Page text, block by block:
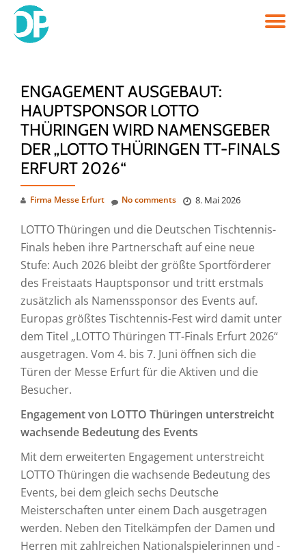
Skip
ENGAGEMENT AUSGEBAUT:
HAUPTSPONSOR LOTTO
THÜRINGEN WIRD NAMENSGEBER
DER „LOTTO THÜRINGEN TT-FINALS
ERFURT 2026“
Firma Messe Erfurt 8. Mai 2026
No comments
LOTTO Thüringen und die Deutschen Tischtennis-
Finals heben ihre Partnerschaft auf eine neue
Stufe: Auch 2026 bleibt der größte Sportförderer
des Freistaats Hauptsponsor und tritt erstmals
zusätzlich als Namenssponsor des Events auf.
Europas größtes Tischtennis-Fest wird damit unter
dem Titel „LOTTO Thüringen TT-Finals Erfurt 2026“
ausgetragen. Vom 4. bis 7. Juni öffnen sich die
Türen der Messe Erfurt für die Aktiven und die
Besucher.
Engagement von LOTTO Thüringen unterstreicht
wachsende Bedeutung des Events
Mit dem erweiterten Engagement unterstreicht
LOTTO Thüringen die wachsende Bedeutung des
Events, bei dem gleich sechs Deutsche
Meisterschaften unter einem Dach ausgetragen
werden. Neben den Titelkämpfen der Damen und
Herren mit zahlreichen Nationalspielerinnen und -